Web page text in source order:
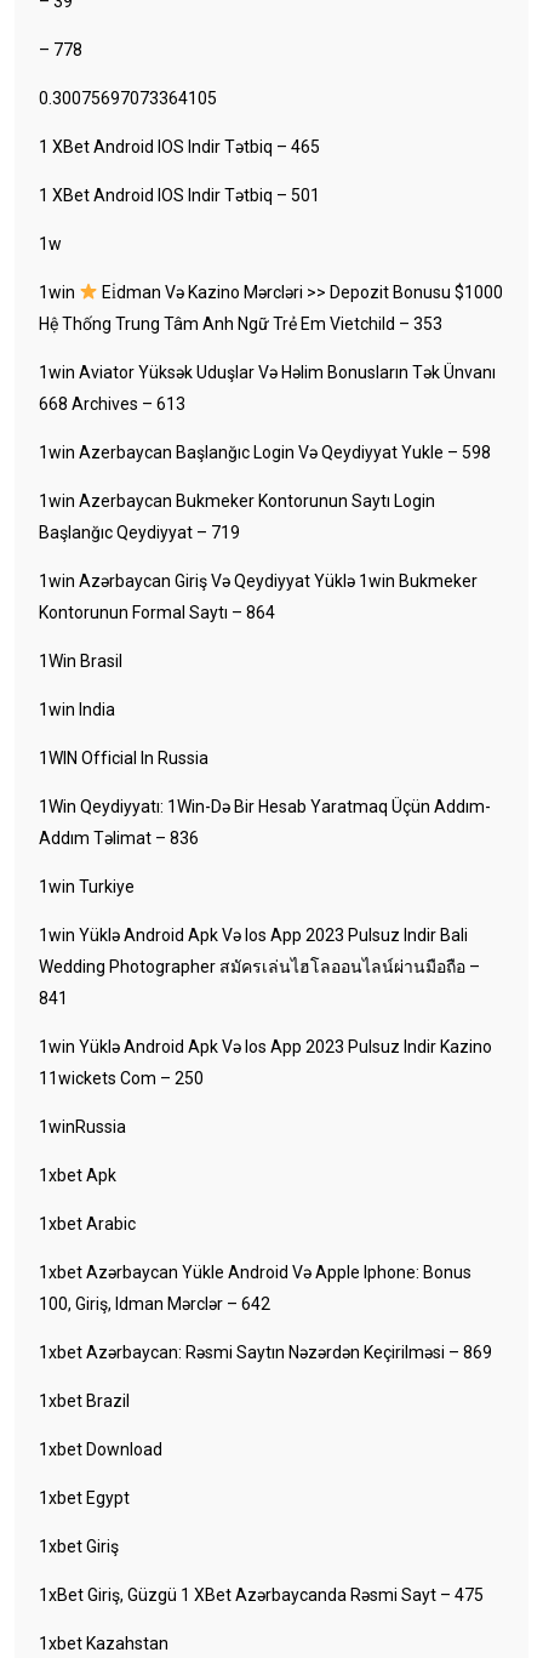
– 778
0.30075697073364105
1 XBet Android IOS Indir Tətbiq – 465
1 XBet Android IOS Indir Tətbiq – 501
1w
1win
Ei̇dman Və Kazino Mərcləri >> Depozit Bonusu $1000
Hệ Thống Trung Tâm Anh Ngữ Trẻ Em Vietchild – 353
1win Aviator Yüksək Uduşlar Və Həlim Bonusların Tək Ünvanı
668 Archives – 613
1win Azerbaycan Başlanğıc Login Və Qeydiyyat Yukle – 598
1win Azerbaycan Bukmeker Kontorunun Saytı Login
Başlanğıc Qeydiyyat – 719
1win Azərbaycan Giriş Və Qeydiyyat Yüklə 1win Bukmeker
Kontorunun Formal Saytı – 864
1Win Brasil
1win India
1WIN Official In Russia
1Win Qeydiyyatı: 1Win-Də Bir Hesab Yaratmaq Üçün Addım-
Addım Təlimat – 836
1win Turkiye
1win Yüklə Android Apk Və Ios App 2023 Pulsuz Indir Bali
Wedding Photographer สมัครเล่นไฮโลออนไลน์ผ่านมือถือ –
841
1win Yüklə Android Apk Və Ios App 2023 Pulsuz Indir Kazino
11wickets Com – 250
1winRussia
1xbet Apk
1xbet Arabic
1xbet Azərbaycan Yükle Android Və Apple Iphone: Bonus
100, Giriş, Idman Mərclər – 642
1xbet Azərbaycan: Rəsmi Saytın Nəzərdən Keçirilməsi – 869
1xbet Brazil
1xbet Download
1xbet Egypt
1xbet Giriş
1xBet Giriş, Güzgü 1 XBet Azərbaycanda Rəsmi Sayt – 475
1xbet Kazahstan